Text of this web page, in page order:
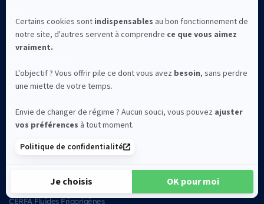
Tous les secteurs
Suivi de chantier
Rapport d’incident
Fiche d’intervention
Bon de commande
Bon de livraison
Notes de frais
CERFA Fluides Frigorigènes